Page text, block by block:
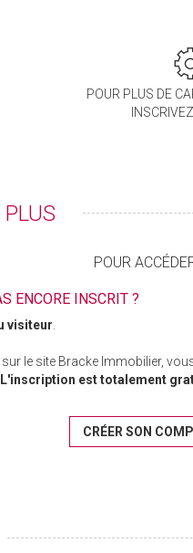
POUR PLUS DE
POUR
ENCORE INSCRIT ?
visiteur.
le site Bracke Immobilier,
L'inscription est totalement
CRÉER SON